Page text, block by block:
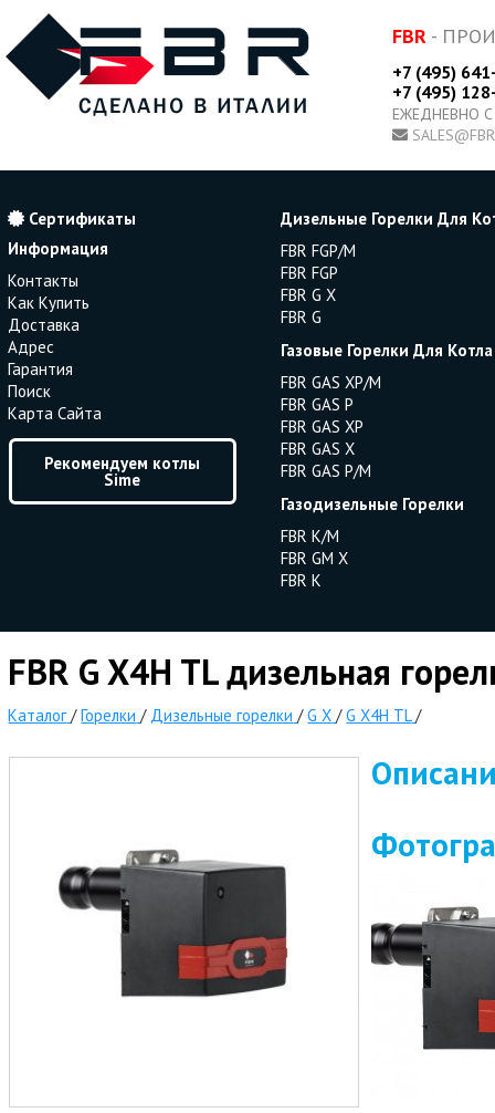
FBR -
+7 (495)
+7 (495)
ЕЖЕДНЕВНО
Сертификаты
Информация
Контакты
Как Купить
Доставка
Адрес
Гарантия
Поиск
Карта Сайта
Рекомендуем котлы
Sime
Дизельные Горелки Для
FBR FGP/M
FBR FGP
FBR G X
FBR G
Газовые Горелки Для Котла
FBR GAS XP/M
FBR GAS P
FBR GAS XP
FBR GAS X
FBR GAS P/M
Газодизельные Горелки
FBR K/M
FBR GM X
FBR K
FBR G X4H TL дизельная
Каталог /Горелки / Дизельные горелки /G X /G X4H TL /